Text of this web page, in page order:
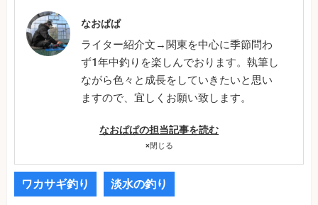
なおぱぱ
ライター紹介文→関東を中心に季節問わ
ず1年中釣りを楽しんでおります。執筆し
ながら色々と成長をしていきたいと思い
ますので、宜しくお願い致します。
なおぱぱの担当記事を読む
×閉じる
ワカサギ釣り 淡水の釣り